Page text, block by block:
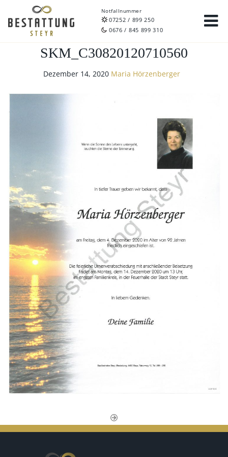
Notfallnummer
07252 / 899 250
0676 / 845 899 310
SKM_C30820120710560
Dezember 14, 2020 Maria Hörzenberger